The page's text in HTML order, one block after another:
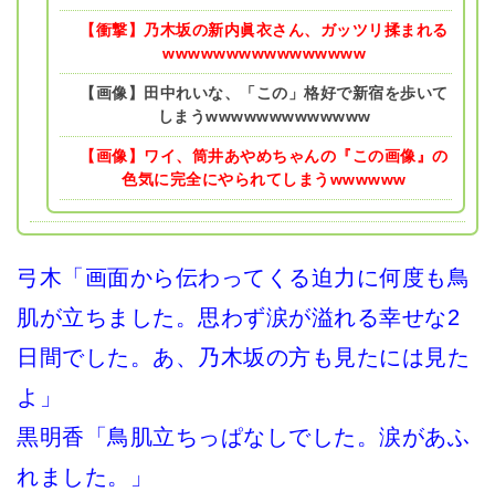
【衝撃】乃木坂の新内眞衣さん、ガッツリ揉まれる
wwwwwwwwwwwwwwww
【画像】田中れいな、「この」格好で新宿を歩いて
しまうwwwwwwwwwwwww
【画像】ワイ、筒井あやめちゃんの『この画像』の
色気に完全にやられてしまうwwwwww
弓木「画面から伝わってくる迫力に何度も鳥
肌が立ちました。思わず涙が溢れる幸せな2
日間でした。あ、乃木坂の方も見たには見た
よ」
黒明香「鳥肌立ちっぱなしでした。涙があふ
れました。」